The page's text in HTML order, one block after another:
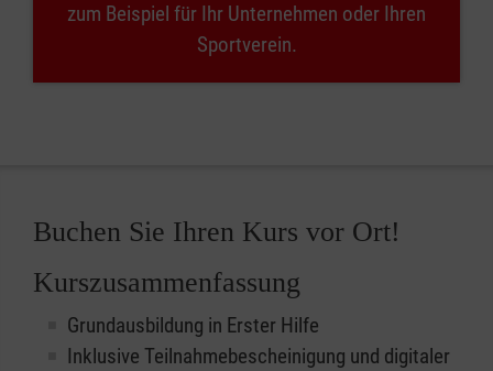
zum Beispiel für Ihr Unternehmen oder Ihren
Sportverein.
Buchen Sie Ihren Kurs vor Ort!
Kurszusammenfassung
Grundausbildung in Erster Hilfe
Inklusive Teilnahmebescheinigung und digitaler